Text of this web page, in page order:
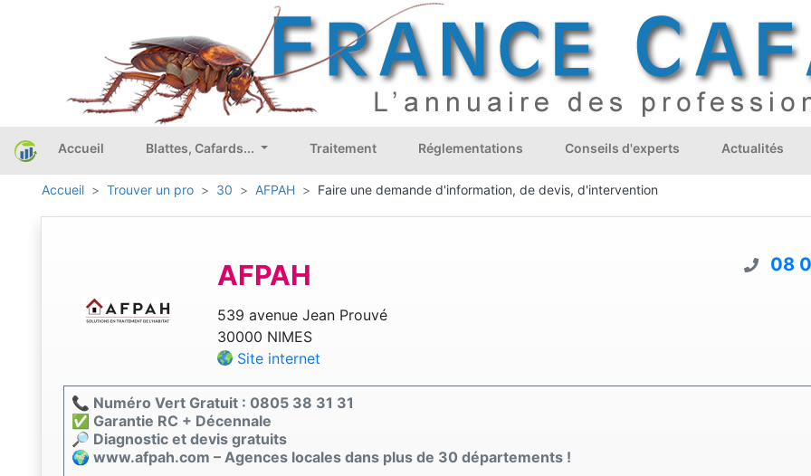
Accueil Blattes, Cafards... Traitement Réglementations Conseils d'experts Actualités
Accueil Trouver un pro 30 AFPAH Faire une demande d'information, de devis, d'intervention
AFPAH
539 avenue Jean Prouvé
30000 NIMES
Site internet
08
📞 Numéro Vert Gratuit : 0805 38 31 31
✅ Garantie RC + Décennale
🔎 Diagnostic et devis gratuits
🌍 www.afpah.com – Agences locales dans plus de 30 départements !